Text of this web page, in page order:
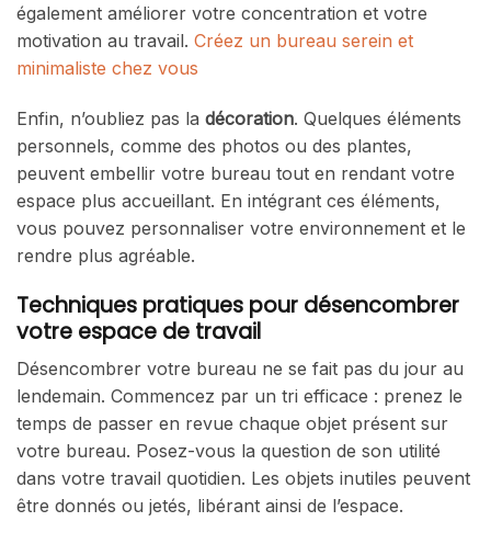
également améliorer votre concentration et votre
motivation au travail. Créez un bureau serein et
minimaliste chez vous
Enfin, n’oubliez pas la décoration. Quelques éléments
personnels, comme des photos ou des plantes,
peuvent embellir votre bureau tout en rendant votre
espace plus accueillant. En intégrant ces éléments,
vous pouvez personnaliser votre environnement et le
rendre plus agréable.
Techniques pratiques pour désencombrer
votre espace de travail
Désencombrer votre bureau ne se fait pas du jour au
lendemain. Commencez par un tri efficace : prenez le
temps de passer en revue chaque objet présent sur
votre bureau. Posez-vous la question de son utilité
dans votre travail quotidien. Les objets inutiles peuvent
être donnés ou jetés, libérant ainsi de l’espace.